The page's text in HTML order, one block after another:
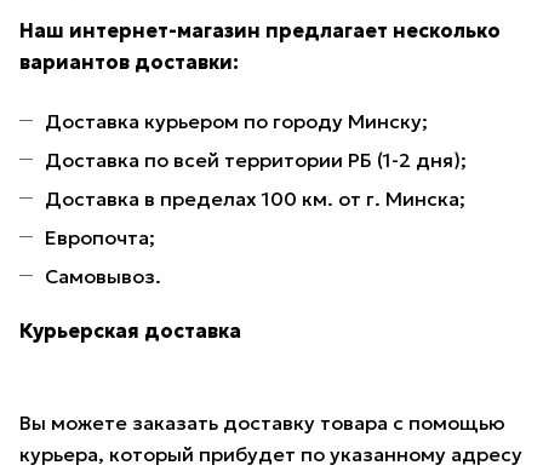
Наш интернет-магазин предлагает несколько
вариантов доставки:
Доставка курьером по городу Минску;
Доставка по всей территории РБ (1-2 дня);
Доставка в пределах 100 км. от г. Минска;
Европочта;
Самовывоз.
Курьерская доставка
Вы можете заказать доставку товара с помощью
курьера, который прибудет по указанному адресу